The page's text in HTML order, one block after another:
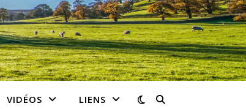
VIDÉOS LIENS